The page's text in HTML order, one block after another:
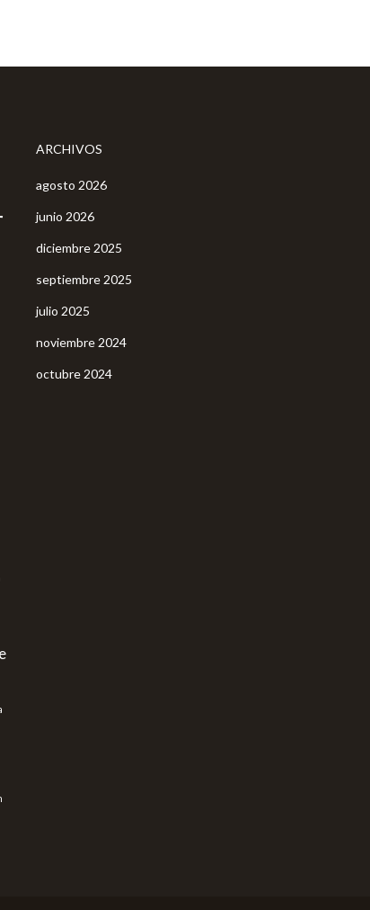
ARCHIVOS
agosto 2026
junio 2026
diciembre 2025
septiembre 2025
julio 2025
noviembre 2024
octubre 2024